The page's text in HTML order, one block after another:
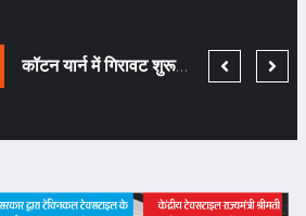
कॉटन यार्न में गिरावट शुरू हुई तो फि लामेंट यार्न हो गया टाइट